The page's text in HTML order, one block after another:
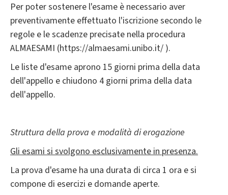
Per poter sostenere l'esame è necessario aver
preventivamente effettuato l'iscrizione secondo le
regole e le scadenze precisate nella procedura
ALMAESAMI (https://almaesami.unibo.it/ ).
Le liste d'esame aprono 15 giorni prima della data
dell'appello e chiudono 4 giorni prima della data
dell'appello.
Struttura della prova e modalità di erogazione
Gli esami si svolgono esclusivamente in presenza.
La prova d'esame ha una durata di circa 1 ora e si
compone di esercizi e domande aperte.